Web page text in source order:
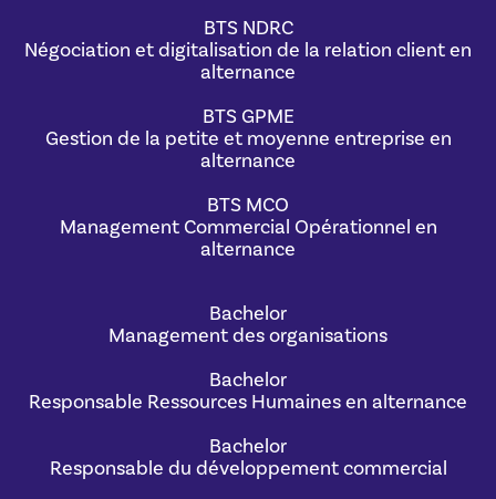
BTS NDRC
Négociation et digitalisation de la relation client en
alternance
BTS GPME
Gestion de la petite et moyenne entreprise en
alternance
BTS MCO
Management Commercial Opérationnel en
alternance
Bachelor
Management des organisations
Bachelor
Responsable Ressources Humaines en alternance
Bachelor
Responsable du développement commercial